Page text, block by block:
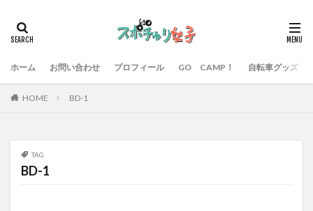
ホーム お問い合わせ プロフィール GO CAMP！ 自転車グッズ
HOME BD-1
TAG
BD-1